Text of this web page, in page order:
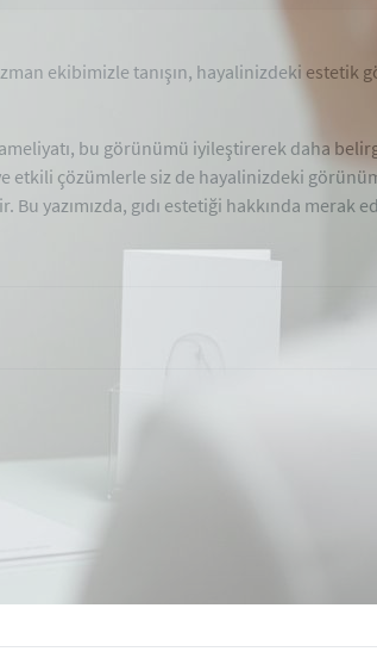
ekibimizle tanışın, hayalinizdeki estetik
bu görünümü iyileştirerek daha
etkili çözümlerle siz de hayalinizdeki
yazımızda, gıdı estetiği hakkında merak